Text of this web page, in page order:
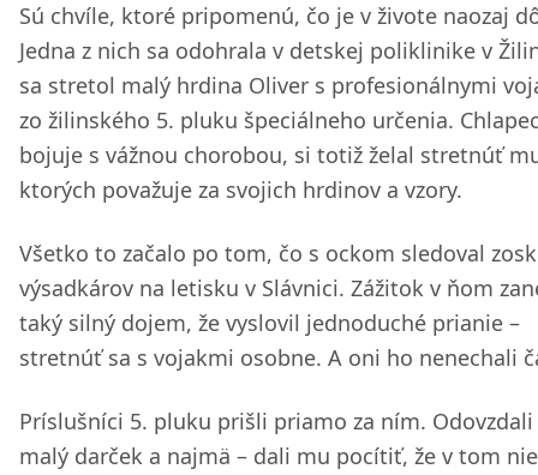
Sú chvíle, ktoré pripomenú, čo je v živote naozaj
Jedna z nich sa odohrala v detskej poliklinike v
sa stretol malý hrdina Oliver s profesionálnymi
zo žilinského 5. pluku špeciálneho určenia.
bojuje s vážnou chorobou, si totiž želal stretnúť
ktorých považuje za svojich hrdinov a vzory.
Všetko to začalo po tom, čo s ockom sledoval
výsadkárov na letisku v Slávnici. Zážitok v ňom
taký silný dojem, že vyslovil jednoduché prianie –
stretnúť sa s vojakmi osobne. A oni ho nenechali
Príslušníci 5. pluku prišli priamo za ním.
malý darček a najmä – dali mu pocítiť, že v tom